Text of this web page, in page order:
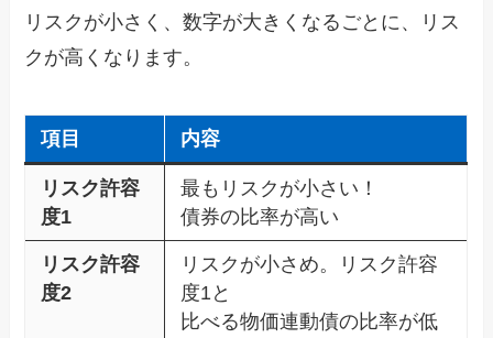
リスクが小さく、数字が大きくなるごとに、リス
クが高くなります。
項目 内容
リスク許容
度1
最もリスクが小さい！
債券の比率が高い
リスク許容
度2
リスクが小さめ。リスク許容
度1と
比べる物価連動債の比率が低